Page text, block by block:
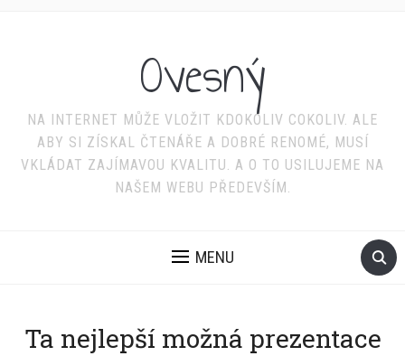
Ovesný
NA INTERNET MŮŽE VLOŽIT KDOKOLIV COKOLIV. ALE
ABY SI ZÍSKAL ČTENÁŘE A DOBRÉ RENOMÉ, MUSÍ
VKLÁDAT ZAJÍMAVOU KVALITU. A O TO USILUJEME NA
NAŠEM WEBU PŘEDEVŠÍM.
MENU
Ta nejlepší možná prezentace